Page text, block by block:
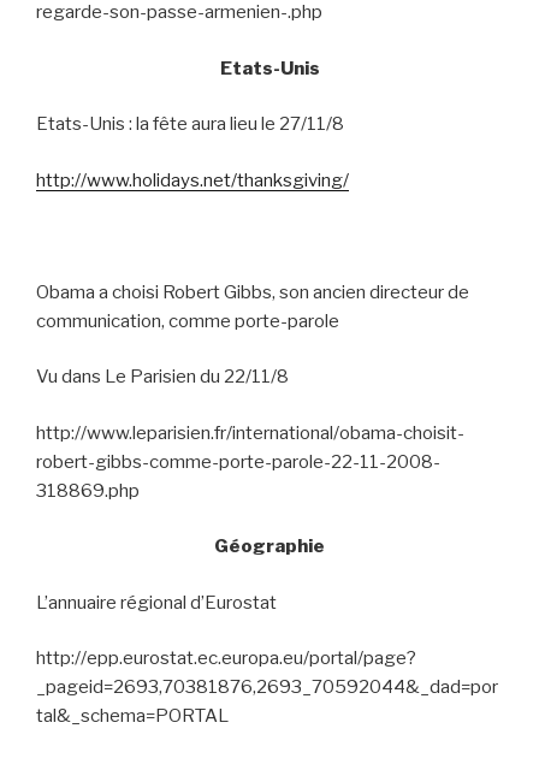
regarde-son-passe-armenien-.php
Etats-Unis
Etats-Unis : la fête aura lieu le 27/11/8
http://www.holidays.net/thanksgiving/
Obama a choisi Robert Gibbs, son ancien directeur de
communication, comme porte-parole
Vu dans Le Parisien du 22/11/8
http://www.leparisien.fr/international/obama-choisit-
robert-gibbs-comme-porte-parole-22-11-2008-
318869.php
Géographie
L’annuaire régional d’Eurostat
http://epp.eurostat.ec.europa.eu/portal/page?
_pageid=2693,70381876,2693_70592044&_dad=por
tal&_schema=PORTAL